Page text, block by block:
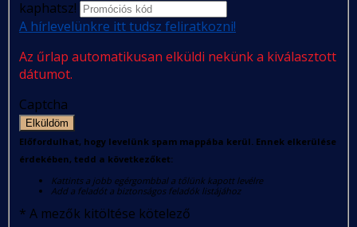
kaphatsz!
A hírlevelünkre itt tudsz feliratkozni!
Az űrlap automatikusan elküldi nekünk a kiválasztott
dátumot.
Captcha
Elküldöm
Előfordulhat, hogy levelünk spam mappába kerül. Ennek elkerülése
érdekében, tedd a következőket:
Kattints a jobb egérgombbal a tőlünk kapott levélre
Add a feladót a biztonságos feladók listájához
* A mezők kitöltése kötelező